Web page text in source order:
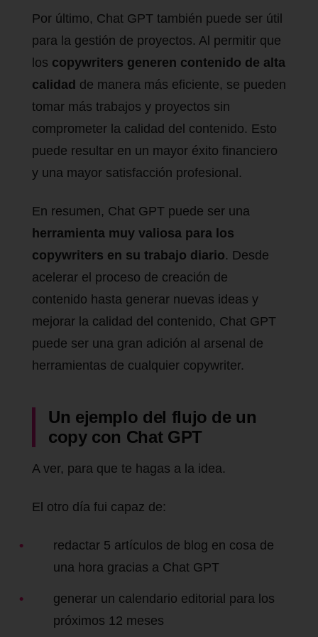
Por último, Chat GPT también puede ser útil
para la gestión de proyectos. Al permitir que
los copywriters generen contenido de alta
calidad de manera más eficiente, se pueden
tomar más trabajos y proyectos sin
comprometer la calidad del contenido. Esto
puede resultar en un mayor éxito financiero
y una mayor satisfacción profesional.
En resumen, Chat GPT puede ser una
herramienta muy valiosa para los
copywriters en su trabajo diario. Desde
acelerar el proceso de creación de
contenido hasta generar nuevas ideas y
mejorar la calidad del contenido, Chat GPT
puede ser una gran adición al arsenal de
herramientas de cualquier copywriter.
Un ejemplo del flujo de un
copy con Chat GPT
A ver, para que te hagas a la idea.
El otro día fui capaz de:
redactar 5 artículos de blog en cosa de
una hora gracias a Chat GPT
generar un calendario editorial para los
próximos 12 meses